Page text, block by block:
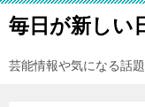
毎日が新しい
芸能情報や気になる話